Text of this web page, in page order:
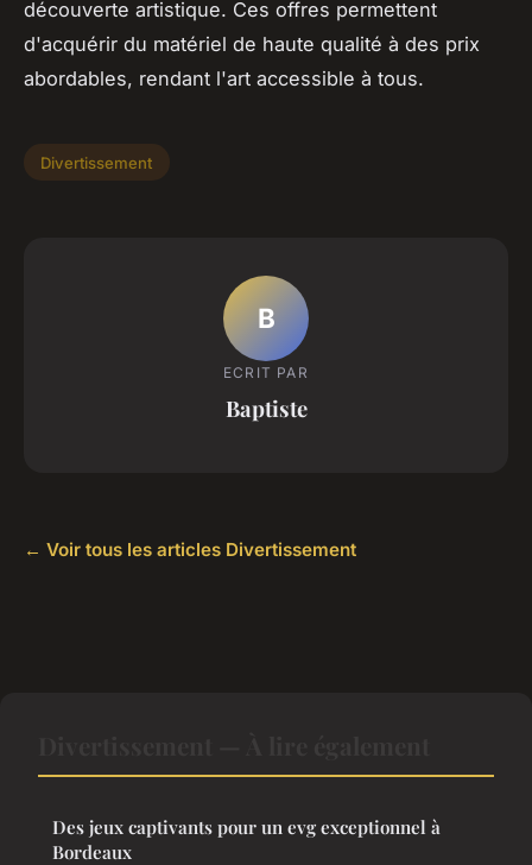
découverte artistique. Ces offres permettent
d'acquérir du matériel de haute qualité à des prix
abordables, rendant l'art accessible à tous.
Divertissement
B
ECRIT PAR
Baptiste
← Voir tous les articles Divertissement
Des jeux captivants pour un evg exceptionnel à
Bordeaux